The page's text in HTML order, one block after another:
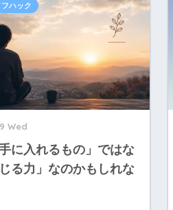
Wed
に入れるもの」ではな
る力」なのかもしれな
ハック